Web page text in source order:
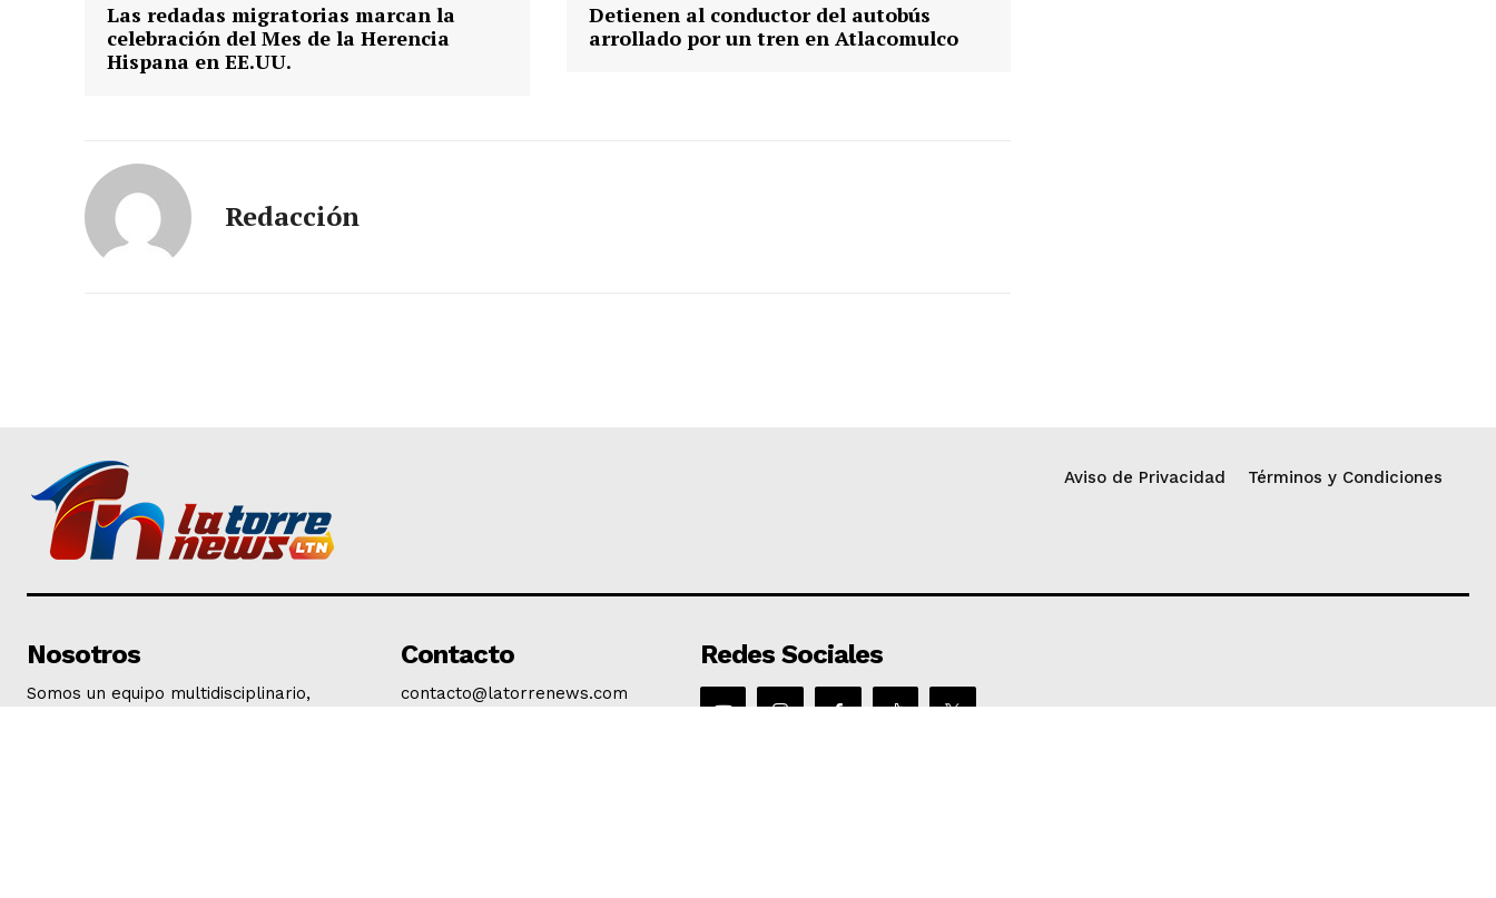
Las redadas migratorias marcan la
celebración del Mes de la Herencia
Hispana en EE.UU.
Detienen al conductor del autobús
arrollado por un tren en Atlacomulco
Redacción
Aviso de Privacidad Términos y Condiciones
Nosotros
Somos un equipo multidisciplinario,
Contacto
contacto@latorrenews.com
Redes Sociales